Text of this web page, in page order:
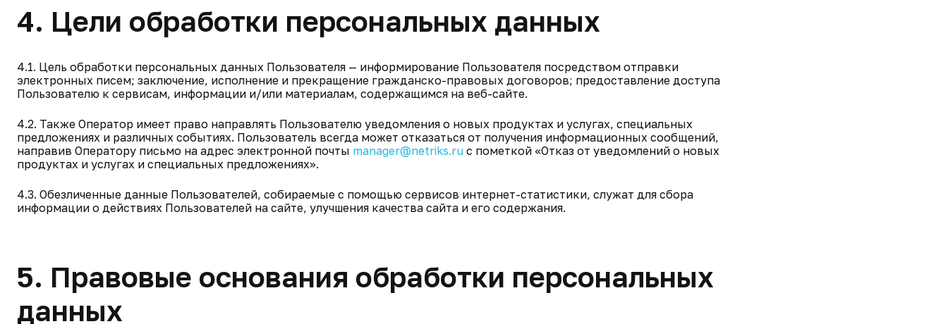
4. Цели обработки персональных данных
4.1. Цель обработки персональных данных Пользователя — информирование Пользователя посредством отправки
электронных писем; заключение, исполнение и прекращение гражданско-правовых договоров; предоставление доступа
Пользователю к сервисам, информации и/или материалам, содержащимся на веб-сайте.
4.2. Также Оператор имеет право направлять Пользователю уведомления о новых продуктах и услугах, специальных
предложениях и различных событиях. Пользователь всегда может отказаться от получения информационных сообщений,
направив Оператору письмо на адрес электронной почты manager@netriks.ru с пометкой «Отказ от уведомлений о новых
продуктах и услугах и специальных предложениях».
4.3. Обезличенные данные Пользователей, собираемые с помощью сервисов интернет-статистики, служат для сбора
информации о действиях Пользователей на сайте, улучшения качества сайта и его содержания.
5. Правовые основания обработки персональных
данных